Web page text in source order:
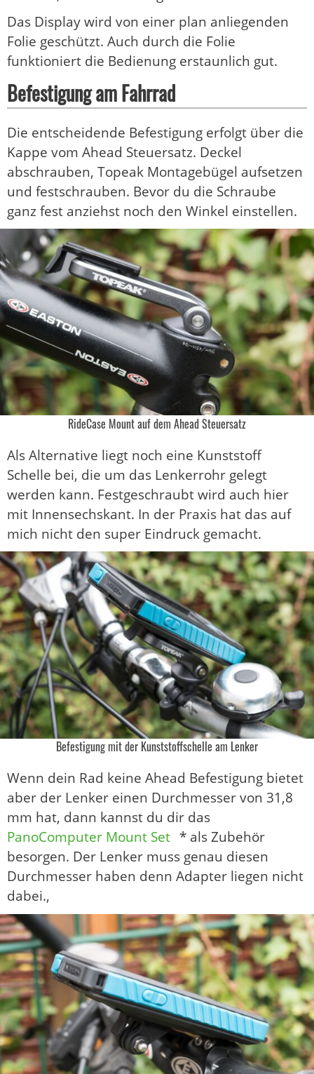
Das Display wird von einer plan anliegenden
Folie geschützt. Auch durch die Folie
funktioniert die Bedienung erstaunlich gut.
Befestigung am Fahrrad
Die entscheidende Befestigung erfolgt über die
Kappe vom Ahead Steuersatz. Deckel
abschrauben, Topeak Montagebügel aufsetzen
und festschrauben. Bevor du die Schraube
ganz fest anziehst noch den Winkel einstellen.
RideCase Mount auf dem Ahead Steuersatz
Als Alternative liegt noch eine Kunststoff
Schelle bei, die um das Lenkerrohr gelegt
werden kann. Festgeschraubt wird auch hier
mit Innensechskant. In der Praxis hat das auf
mich nicht den super Eindruck gemacht.
Befestigung mit der Kunststoffschelle am Lenker
Wenn dein Rad keine Ahead Befestigung bietet
aber der Lenker einen Durchmesser von 31,8
mm hat, dann kannst du dir das
PanoComputer Mount Set * als Zubehör
besorgen. Der Lenker muss genau diesen
Durchmesser haben denn Adapter liegen nicht
dabei.,